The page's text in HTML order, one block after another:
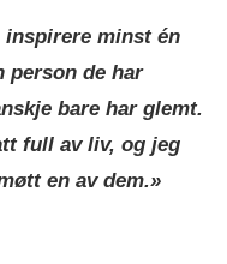
inspirere minst én
person de har
bare har glemt.
full av liv, og jeg
en av dem.»